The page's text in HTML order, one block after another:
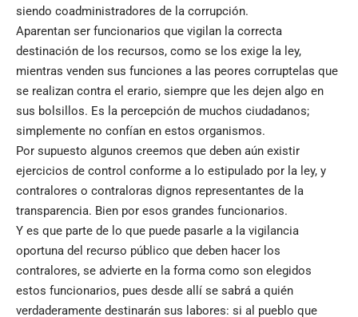
siendo coadministradores de la corrupción.
Aparentan ser funcionarios que vigilan la correcta
destinación de los recursos, como se los exige la ley,
mientras venden sus funciones a las peores corruptelas que
se realizan contra el erario, siempre que les dejen algo en
sus bolsillos. Es la percepción de muchos ciudadanos;
simplemente no confían en estos organismos.
Por supuesto algunos creemos que deben aún existir
ejercicios de control conforme a lo estipulado por la ley, y
contralores o contraloras dignos representantes de la
transparencia. Bien por esos grandes funcionarios.
Y es que parte de lo que puede pasarle a la vigilancia
oportuna del recurso público que deben hacer los
contralores, se advierte en la forma como son elegidos
estos funcionarios, pues desde allí se sabrá a quién
verdaderamente destinarán sus labores: si al pueblo que